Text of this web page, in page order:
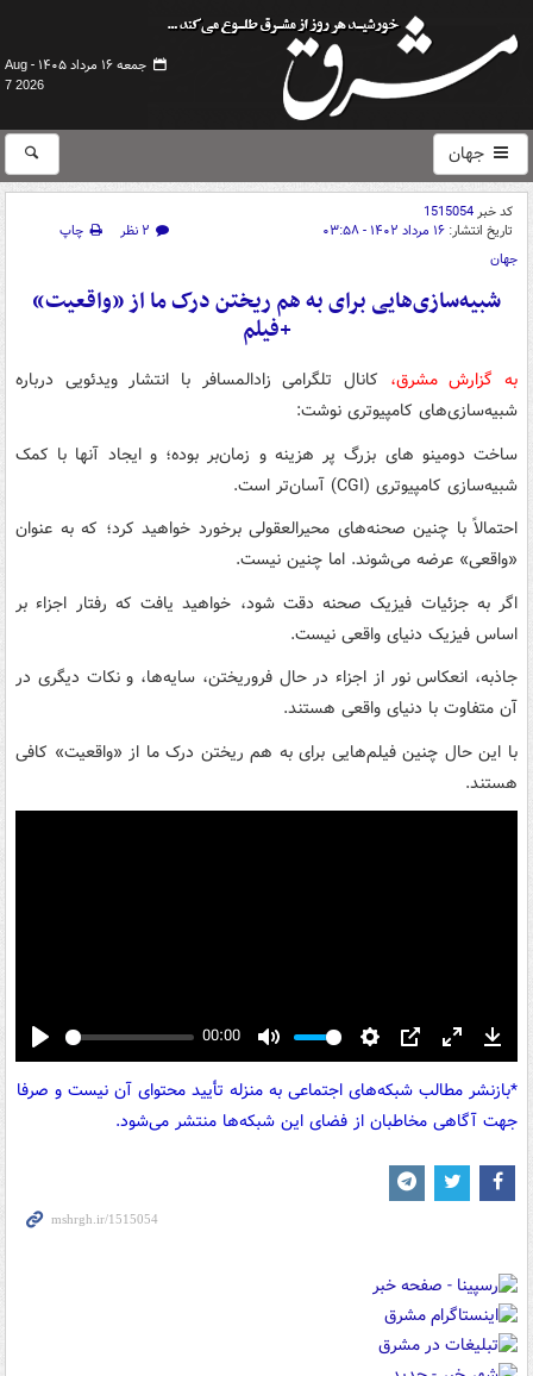
جمعه ۱۶ مرداد ۱۴۰۵ -
Aug
7 2026
جهان
کد خبر1515054
تاریخ انتشار: ۱۶ مرداد ۱۴۰۲ - ۰۳:۵۸ ۲ نظر
چاپ
جهان
شبیه‌سازی‌هایی برای به هم ریختن درک ما از «واقعیت»
+فیلم
به گزارش مشرق، کانال تلگرامی زادالمسافر با انتشار ویدئویی درباره
شبیه‌سازی‌های کامپیوتری نوشت:
ساخت دومینو های بزرگ پر هزینه و زمان‌بر بوده؛ و ایجاد آنها با کمک
شبیه‌سازی کامپیوتری (CGI) آسان‌تر است.
احتمالاً با چنین صحنه‌های محیرالعقولی برخورد خواهید کرد؛ که به عنوان
«واقعی» عرضه می‌شوند. اما چنین نیست.
اگر به جزئیات فیزیک صحنه دقت شود، خواهید یافت که رفتار اجزاء بر
اساس فیزیک دنیای واقعی نیست.
جاذبه، انعکاس نور از اجزاء در حال فروریختن، سایه‌ها، و نکات دیگری در
آن متفاوت با دنیای واقعی هستند.
با این حال چنین فیلم‌هایی برای به هم ریختن درک ما از «واقعیت» کافی
هستند.
Play
00:00
Mute Settings
PIP Enter
fullscreen
*بازنشر مطالب شبکه‌های اجتماعی به منزله تأیید محتوای آن نیست و صرفا
جهت آگاهی مخاطبان از فضای این شبکه‌ها منتشر می‌شود.